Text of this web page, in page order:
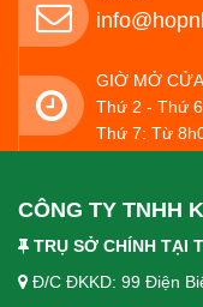
GIỜ MỞ CỬA
Thứ 2 - Thứ
Thứ 7: Từ
CÔNG TY TNHH
TRỤ SỞ CHÍNH TẠI
Đ/C ĐKKD: 99 Điện